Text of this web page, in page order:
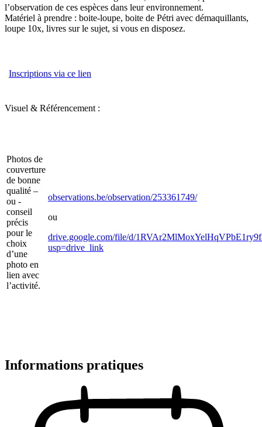
l’observation de ces espèces dans leur environnement.
Matériel à prendre : boite-loupe, boite de Pétri avec démaquillants,
loupe 10x, livres sur le sujet, si vous en disposez.
Inscriptions via ce lien
Visuel & Référencement :
Photos de
couverture
de bonne
qualité –
ou -
conseil
précis
pour le
choix
d’une
photo en
lien avec
l’activité.
observations.be/observation/253361749/
ou
drive.google.com/file/d/
usp=drive_link
Informations pratiques